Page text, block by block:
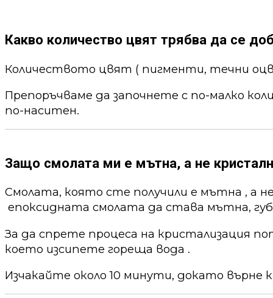
Какво количество цвят трябва да се
Количеството цвят ( пигменти, течни
Препоръчваме да започнете с по-малко
по-наситен.
Защо смолата ми е мътна, а не
Смолата, която сте получили е мътна , а
епоксидната смолата да става мътна,
За да спрете процеса на кристализация
което изсипете гореща вода .
Изчакайте около 10 минути, докато върне